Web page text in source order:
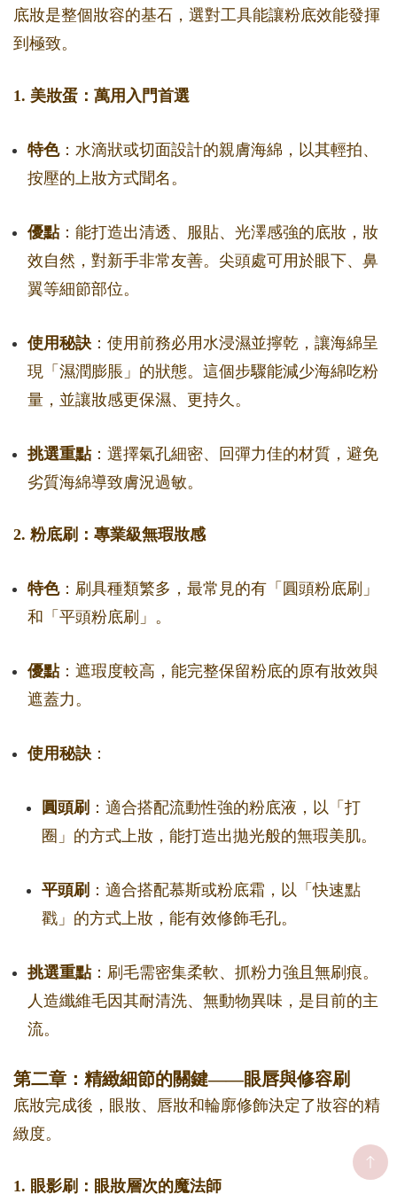
底妝是整個妝容的基石，選對工具能讓粉底效能發揮
到極致。
1. 美妝蛋：萬用入門首選
特色：水滴狀或切面設計的親膚海綿，以其輕拍、
按壓的上妝方式聞名。
優點：能打造出清透、服貼、光澤感強的底妝，妝
效自然，對新手非常友善。尖頭處可用於眼下、鼻
翼等細節部位。
使用秘訣 ：使用前務必用水浸濕並擰乾，讓海綿呈
現「濕潤膨脹」的狀態。這個步驟能減少海綿吃粉
量，並讓妝感更保濕、更持久。
挑選重點：選擇氣孔細密、回彈力佳的材質，避免
劣質海綿導致膚況過敏。
2. 粉底刷：專業級無瑕妝感
特色：刷具種類繁多，最常見的有「圓頭粉底刷」
和「平頭粉底刷」。
優點：遮瑕度較高，能完整保留粉底的原有妝效與
遮蓋力。
使用秘訣 ：
圓頭刷 ：適合搭配流動性強的粉底液，以「打
圈」的方式上妝，能打造出拋光般的無瑕美肌。
平頭刷 ：適合搭配慕斯或粉底霜，以「快速點
戳」的方式上妝，能有效修飾毛孔。
挑選重點：刷毛需密集柔軟、抓粉力強且無刷痕。
人造纖維毛因其耐清洗、無動物異味，是目前的主
流。
第二章：精緻細節的關鍵——眼唇與修容刷
底妝完成後，眼妝、唇妝和輪廓修飾決定了妝容的精
緻度。
1. 眼影刷：眼妝層次的魔法師